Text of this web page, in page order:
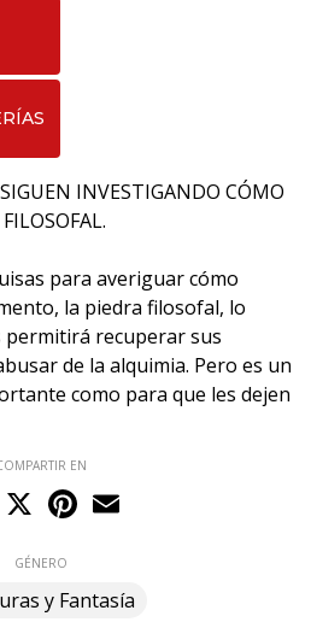
INVESTIGANDO CÓMO
para averiguar cómo
la piedra filosofal, lo
permitirá recuperar sus
de la alquimia. Pero es un
como para que les dejen
EN
Facebook
X Pinterest
GÉNERO
y Fantasía